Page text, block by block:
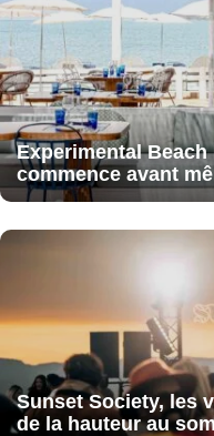
Experimental Beach
commence avant
Sunset Society, les
de la hauteur au